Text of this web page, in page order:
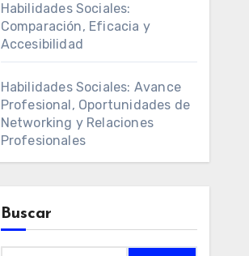
Habilidades Sociales:
Comparación, Eficacia y
Accesibilidad
Habilidades Sociales: Avance
Profesional, Oportunidades de
Networking y Relaciones
Profesionales
Buscar